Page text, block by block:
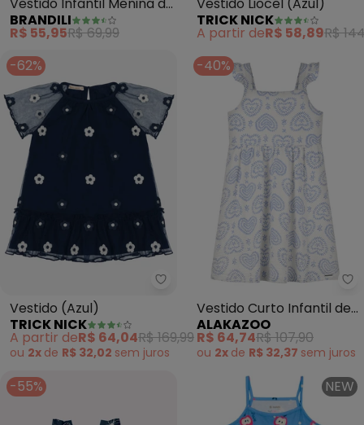
Vestido Infantil Menina de
Florzinhas (Azul)
BRANDILI
R$ 55,95R$ 69,99
Vestido Liocel (Azul)
TRICK NICK
A partir deR$ 58,89R$
-62%
Trick Nick - Vestido (Azul)
Vestido (Azul)
TRICK NICK
A partir deR$ 64,04R$ 169,99
ou 2x de R$ 32,02 sem juros
-40%
Vestido Curto Infantil de
Alças Estampado (Azul)
ALAKAZOO
R$ 64,74R$ 107,90
ou 2x de R$ 32,37 sem juros
-55% NEW